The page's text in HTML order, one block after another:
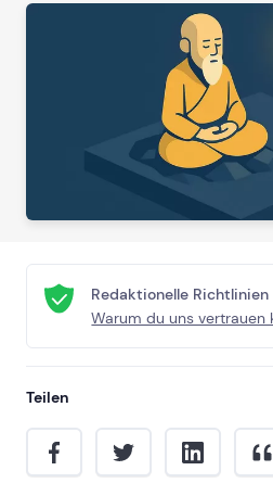
Redaktionelle Richtlinien
Warum du uns vertrauen
Teilen